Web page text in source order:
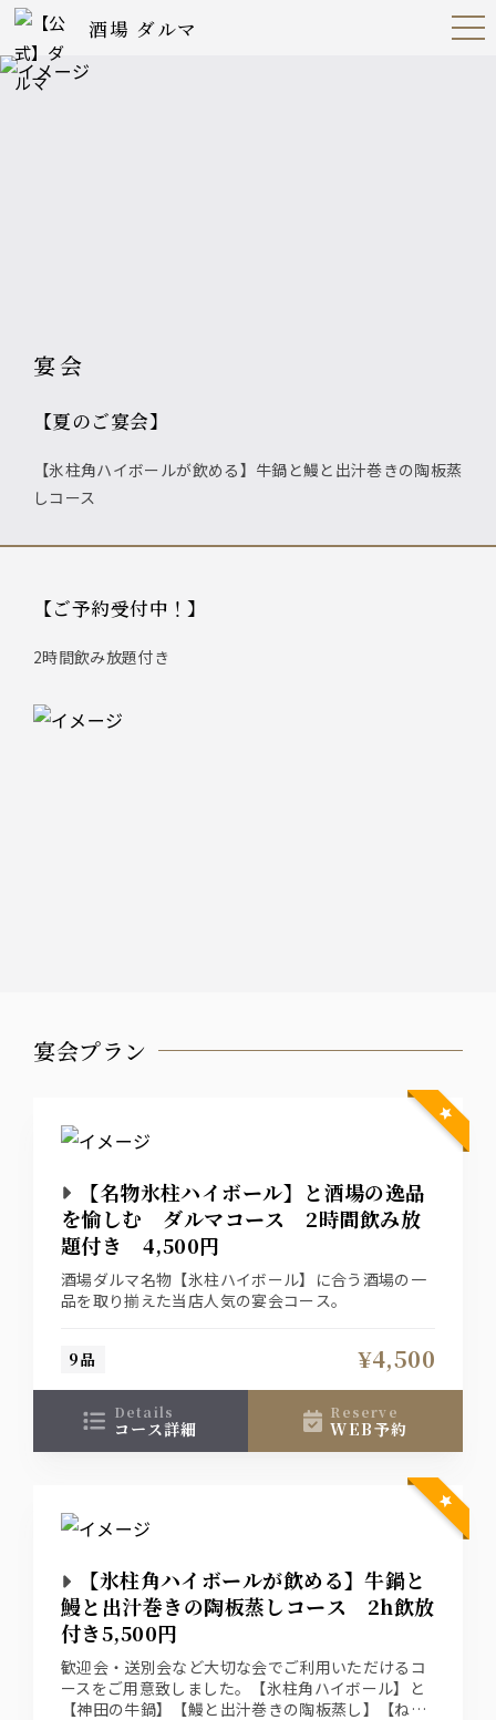
酒場 ダルマ Open
Navig
宴会
【夏のご宴会】
【氷柱角ハイボールが飲める】牛鍋と鰻と出汁巻きの陶板蒸
しコース
【ご予約受付中！】
2時間飲み放題付き
宴会プラン
【名物氷柱ハイボール】と酒場の逸品
を愉しむ ダルマコース 2時間飲み放
題付き 4,500円
酒場ダルマ名物【氷柱ハイボール】に合う酒場の一
品を取り揃えた当店人気の宴会コース。
9品 ¥4,500
details
コース詳細
reserve
WEB予約
【氷柱角ハイボールが飲める】牛鍋と
鰻と出汁巻きの陶板蒸しコース 2h飲放
付き5,500円
歓迎会・送別会など大切な会でご利用いただけるコ
ースをご用意致しました。【氷柱角ハイボール】と
【神田の牛鍋】【鰻と出汁巻きの陶板蒸し】【ねぎ